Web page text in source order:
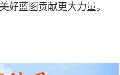
好蓝图贡献更大力量。